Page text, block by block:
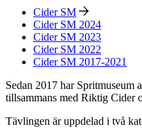
Cider SM
Cider SM 2024
Cider SM 2023
Cider SM 2022
Cider SM 2017-2021
Sedan 2017 har Spritmuseum
tillsammans med Riktig Cider
Tävlingen är uppdelad i två